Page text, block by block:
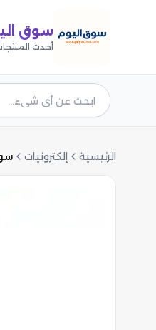
سوق
أحدث
الرئيسية إلكترونيات